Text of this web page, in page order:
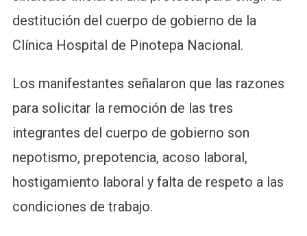
destitución del cuerpo de gobierno de la
Clínica Hospital de Pinotepa Nacional.
Los manifestantes señalaron que las razones
para solicitar la remoción de las tres
integrantes del cuerpo de gobierno son
nepotismo, prepotencia, acoso laboral,
hostigamiento laboral y falta de respeto a las
condiciones de trabajo.